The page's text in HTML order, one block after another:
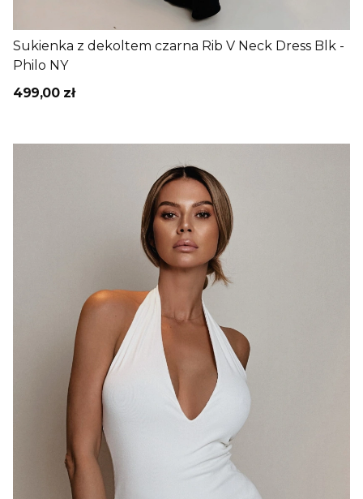
Sukienka z dekoltem czarna Rib V Neck Dress Blk -
Philo NY
499,00 zł